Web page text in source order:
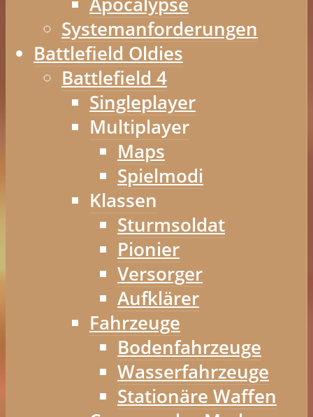
Systemanforderungen
Battlefield Oldies
Battlefield 4
Singleplayer
Multiplayer
Maps
Spielmodi
Klassen
Sturmsoldat
Pionier
Versorger
Aufklärer
Fahrzeuge
Bodenfahrzeuge
Wasserfahrzeuge
Stationäre Waffen